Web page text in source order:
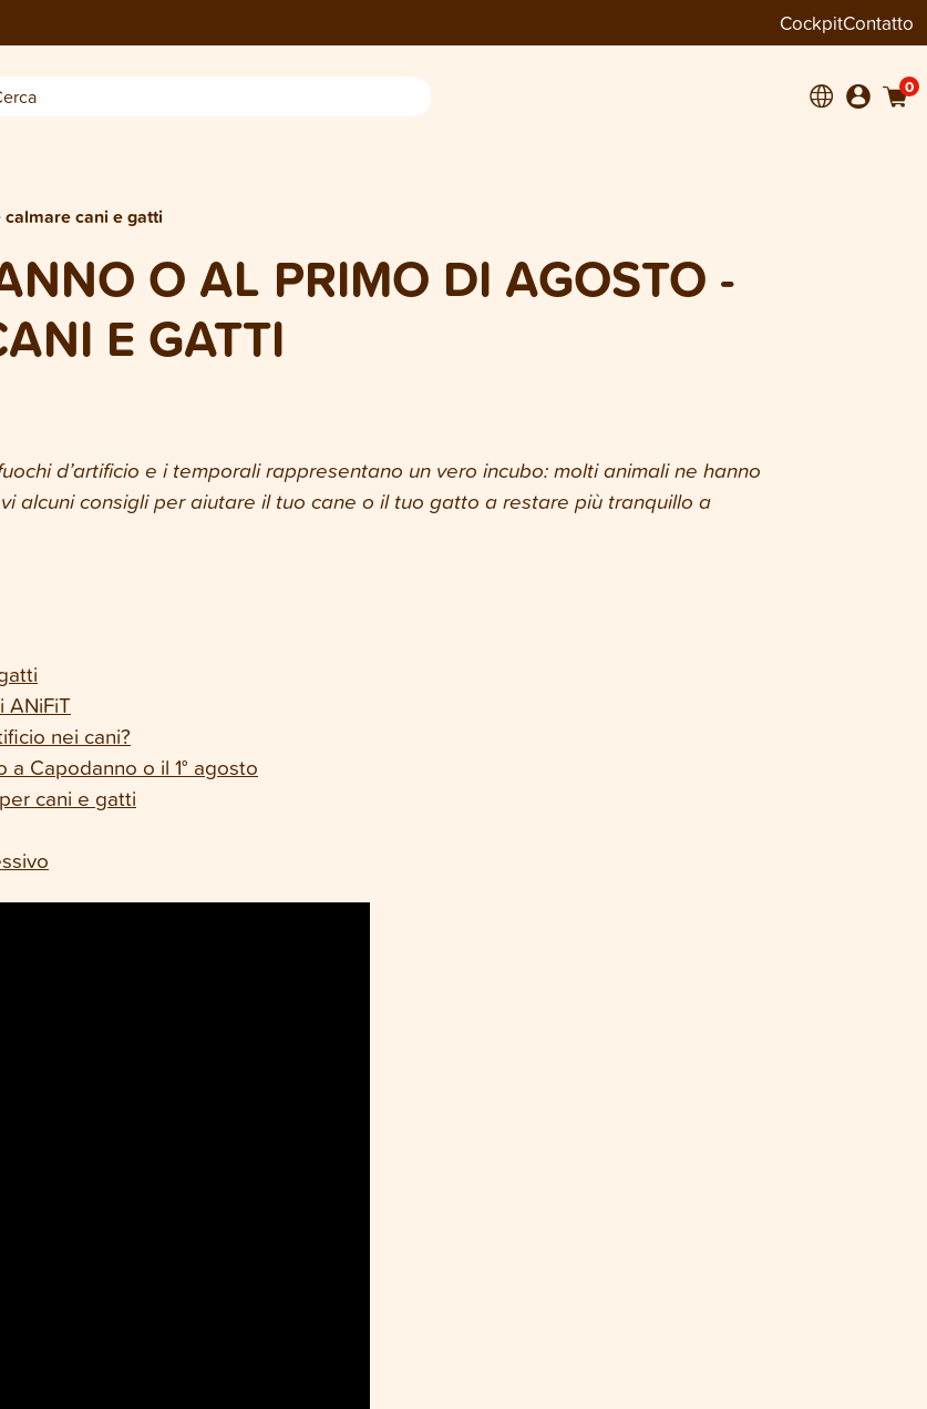
CockpitContatto
0
calmare cani e gatti
O AL PRIMO DI AGOSTO -
E GATTI
d’artificio e i temporali rappresentano un vero incubo: molti animali ne hanno
alcuni consigli per aiutare il tuo cane o il tuo gatto a restare più tranquillo a
ANiFiT
nei cani?
Capodanno o il 1° agosto
cani e gatti